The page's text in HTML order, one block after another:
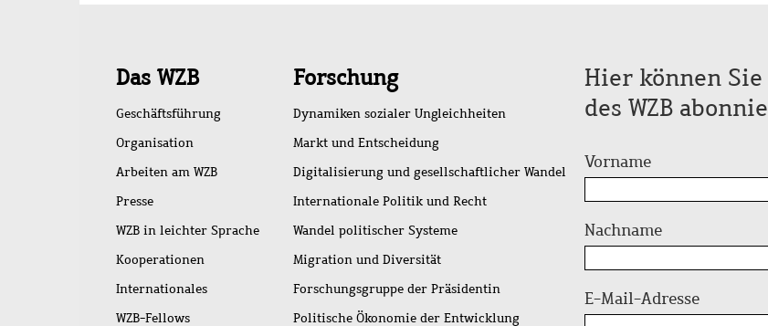
Schnellzugriff
Das WZB
Geschäftsführung
Organisation
Arbeiten am WZB
Presse
WZB in leichter Sprache
Kooperationen
Internationales
WZB-Fellows
Forschung
Dynamiken sozialer Ungleichheiten
Markt und Entscheidung
Digitalisierung und gesellschaftlicher Wandel
Internationale Politik und Recht
Wandel politischer Systeme
Migration und Diversität
Forschungsgruppe der Präsidentin
Politische Ökonomie der Entwicklung
Hier können
des WZB
Vorname
Nachname
E-Mail-Adresse